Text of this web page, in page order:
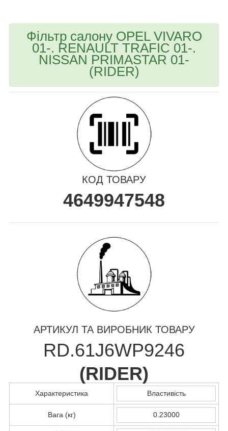
Фільтр салону OPEL VIVARO
01-. RENAULT TRAFIC 01-.
NISSAN PRIMASTAR 01-
(RIDER)
КОД ТОВАРУ
4649947548
АРТИКУЛ ТА ВИРОБНИК ТОВАРУ
RD.61J6WP9246
(RIDER)
Характеристика Властивість
Вага (кг) 0.23000